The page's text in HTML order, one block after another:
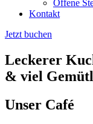
Offene
Kontakt
Jetzt buchen
Leckerer
& viel
Unser Café